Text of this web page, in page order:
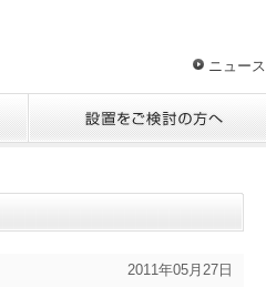
ニュース
2011年05月27日